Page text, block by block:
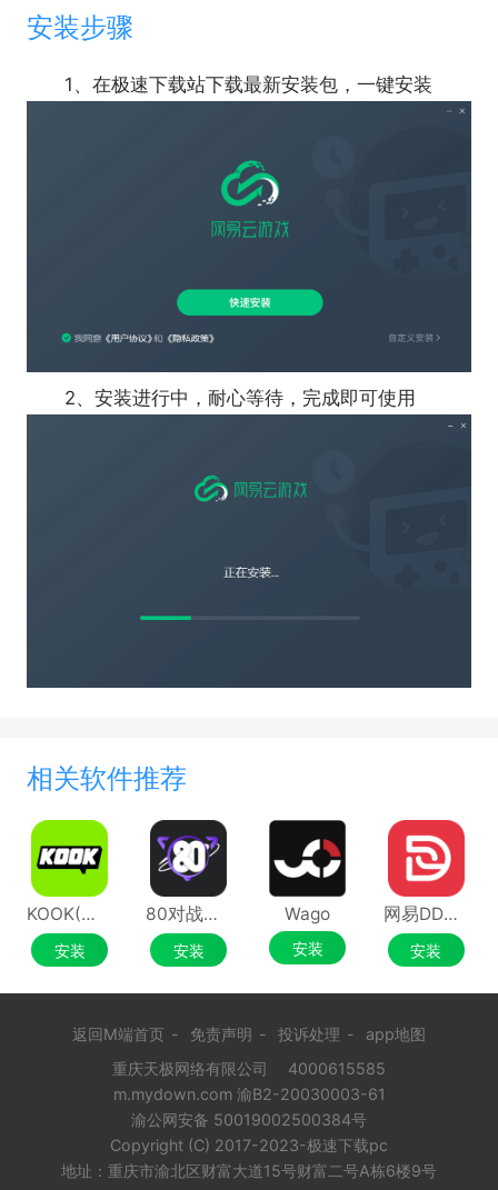
安装步骤
1、在极速下载站下载最新安装包，一键安装
2、安装进行中，耐心等待，完成即可使用
相关软件推荐
KOOK(原开黑啦)
安装
80对战平台
安装
Wago
安装
网易DD平台
安装
返回M端首页 - 免责声明 - 投诉处理 -
app地图
重庆天极网络有限公司
4000615585
m.mydown.com 渝B2-20030003-61
渝公网安备 50019002500384号
Copyright (C) 2017-2023-极速下载pc
地址：重庆市渝北区财富大道15号财富二号A栋6楼9号